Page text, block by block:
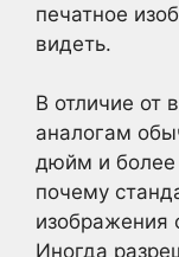
печатное
видеть.
В отличие от
аналогам
дюйм и более
почему
изображения
Иногда